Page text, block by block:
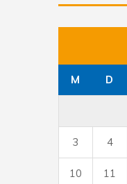
M D
3 4
10 11